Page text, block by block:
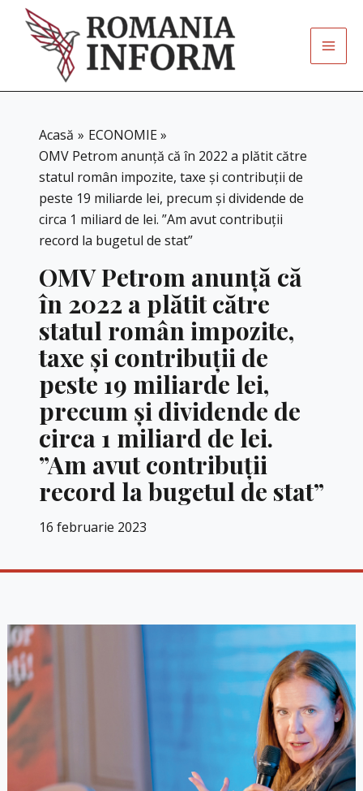
content
Acasă
ECONOMIE
OMV Petrom anunţă că în 2022 a plătit către
statul român impozite, taxe şi contribuţii de
peste 19 miliarde lei, precum şi dividende de
circa 1 miliard de lei. ”Am avut contribuţii
record la bugetul de stat”
OMV Petrom anunţă că
în 2022 a plătit către
statul român impozite,
taxe şi contribuţii de
peste 19 miliarde lei,
precum şi dividende de
circa 1 miliard de lei.
”Am avut contribuţii
record la bugetul de stat”
16 februarie 2023